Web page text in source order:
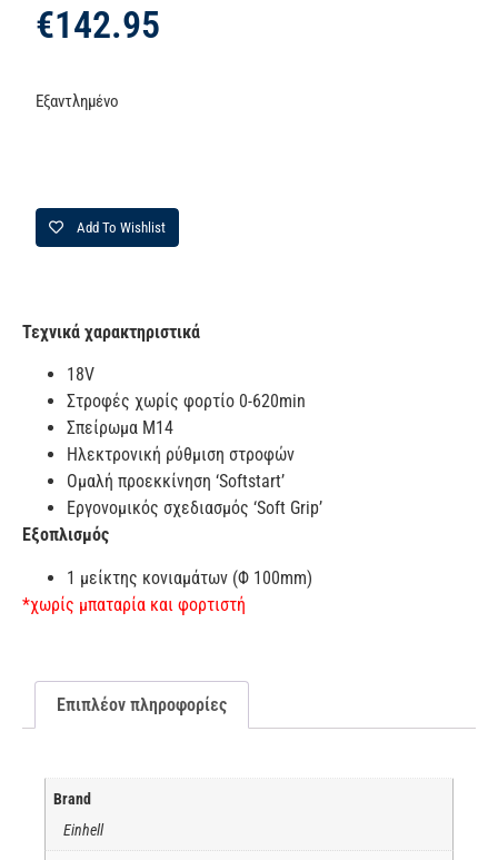
€142.95
Εξαντλημένο
Add To Wishlist
Τεχνικά χαρακτηριστικά
18V
Στροφές χωρίς φορτίο 0-620min
Σπείρωμα Μ14
Ηλεκτρονική ρύθμιση στροφών
Ομαλή προεκκίνηση ‘Softstart’
Εργονομικός σχεδιασμός ‘Soft Grip’
Εξοπλισμός
1 μείκτης κονιαμάτων (Φ 100mm)
*χωρίς μπαταρία και φορτιστή
Επιπλέον πληροφορίες
Brand
Einhell